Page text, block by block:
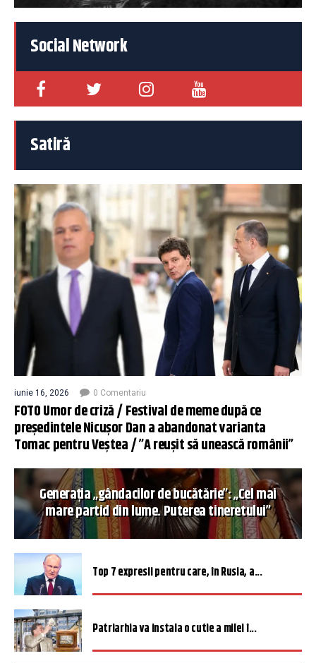
Social Network
Satiră
iunie 16, 2026 0 Comentariu
FOTO Umor de criză / Festival de meme după ce
președintele Nicușor Dan a abandonat varianta
Tomac pentru Veștea / ”A reușit să unească românii”
Generația „gândacilor de bucătărie”: „Cel mai
mare partid din lume. Puterea tineretului”
Top 7 expresii pentru care, în Rusia, a...
Patriarhia va instala o cutie a milei î...